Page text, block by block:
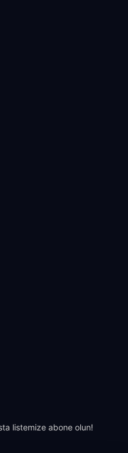
listemize abone olun!